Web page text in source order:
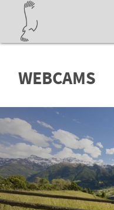
WEBCAMS